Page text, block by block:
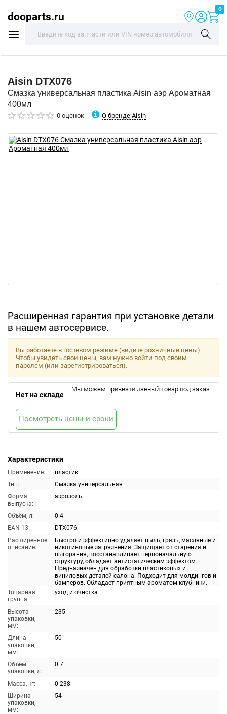
dooparts.ru
0
Aisin DTX076
Смазка универсальная пластика Aisin аэр Ароматная
400мл
0 оценок О бренде Aisin
Расширенная гарантия при установке детали
в нашем автосервисе.
Характеристики
Применение:
пластик
Тип:
Смазка универсальная
Форма
выпуска:
аэрозоль
Объём, л:
0.4
EAN-13:
DTX076
Расширенное
описание:
Быстро и эффективно удаляет пыль, грязь, масляные и
никотиновые загрязнения. Защищает от старения и
выгорания, восстанавливает первоначальную
структуру, обладает антистатическим эффектом.
Предназначен для обработки пластиковых и
виниловых деталей салона. Подходит для молдингов и
бамперов. Обладает приятным ароматом клубники.
Товарная
группа:
уход и очистка
Высота
упаковки,
мм:
235
Длина
упаковки,
мм:
50
Объем
упаковки, л:
0.7
Масса, кг:
0.238
Ширина
упаковки,
мм:
54
Вы работаете в гостевом режиме (видите розничные цены).
Чтобы увидеть свои цены, вам нужно войти под своим
паролем (или зарегистрироваться).
Нет на складе
Мы можем привезти данный товар под заказ.
Посмотреть цены и сроки